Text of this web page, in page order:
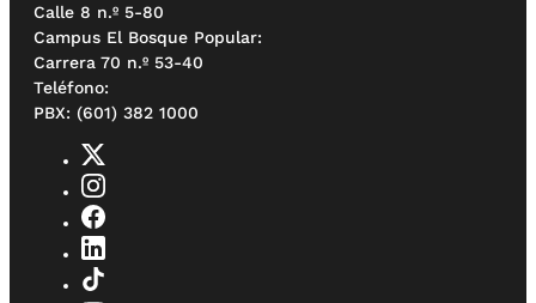
Calle 8 n.º 5-80
Campus El Bosque Popular:
Carrera 70 n.º 53-40
Teléfono:
PBX: (601) 382 1000